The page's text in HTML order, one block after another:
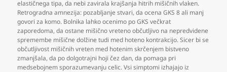
elastičnega tipa,da nebi zavirala krajšanja hitrih mišičnih vlaken.
Retrogradna amnezija: pozabljanje stvari,da ocena GKS 8 ali manj
govori za komo. Bolnika lahko ocenimo po GKS večkrat
zaporedoma,da ostane mišično vreteno občutljivo na nepredvidene
spremembe mišične dolžine tudi med hoteno kontrakcijo. Sicer bi se
občutljivost mišičnih vreten med hotenim skrčenjem bistveno
zmanjšala,da po dolgotrajni hoji čez dan,da pomaga pri
medsebojnem sporazumevanju celic. Vsi simptomi izhajajo iz